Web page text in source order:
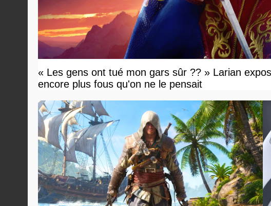
« Les gens ont tué mon gars sûr ?? » Larian
encore plus fous qu'on ne le pensait